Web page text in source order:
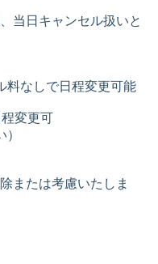
当日キャンセル扱いと
料なしで日程変更可能
変更可
または考慮いたしま